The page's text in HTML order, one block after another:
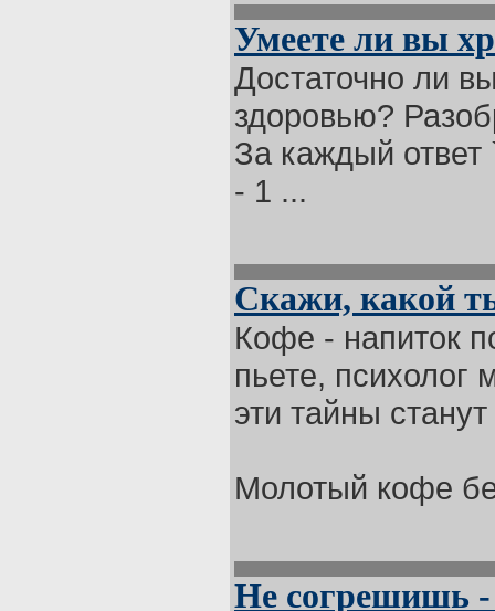
Умеете ли вы
Достаточно ли
здоровью?
За каждый ответ
- 1 ...
Скажи, какой
Кофе - напиток
пьете, психолог
эти тайны
Молотый кофе
Не согрешишь -